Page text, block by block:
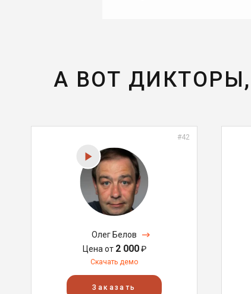
А ВОТ
#42
Олег Белов
Цена от 2 000₽
Скачать демо
Заказать